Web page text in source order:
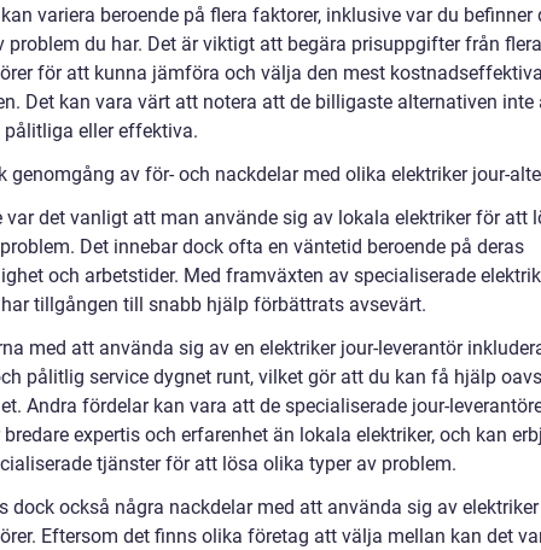
variera beroende på flera faktorer, inklusive var du befinner
problem du har. Det är viktigt att begära prisuppgifter från
för att kunna jämföra och välja den mest
Det kan vara värt att notera att de billigaste alternativen inte
pålitliga eller effektiva.
genomgång av för- och nackdelar med olika elektriker jour-
var det vanligt att man använde sig av lokala elektriker för att
Det innebar dock ofta en väntetid beroende på deras
och arbetstider. Med framväxten av specialiserade
tillgången till snabb hjälp förbättrats avsevärt.
med att använda sig av en elektriker jour-leverantör
pålitlig service dygnet runt, vilket gör att du kan få hjälp
Andra fördelar kan vara att de specialiserade jour-
expertis och erfarenhet än lokala elektriker, och kan
tjänster för att lösa olika typer av problem.
dock också några nackdelar med att använda sig av
Eftersom det finns olika företag att välja mellan kan det